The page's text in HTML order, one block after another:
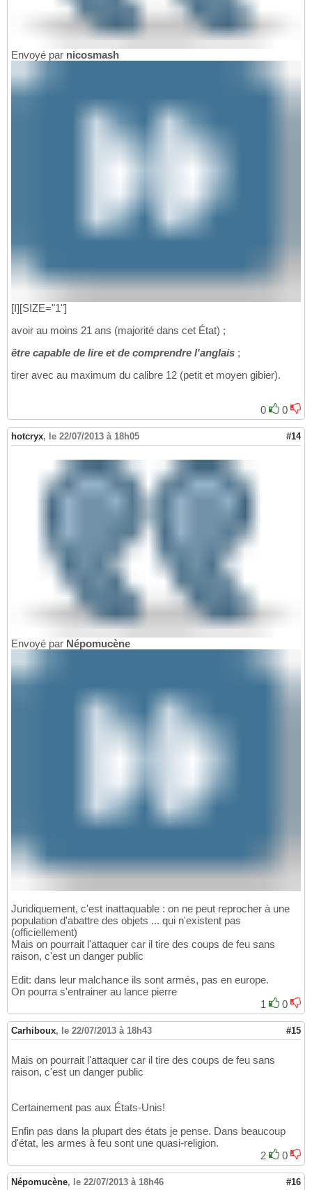
Envoyé par nicosmash
[I][SIZE="1"]
avoir au moins 21 ans (majorité dans cet État) ;
être capable de lire et de comprendre l'anglais ;
tirer avec au maximum du calibre 12 (petit et moyen gibier).
0 0
hotcryx, le 22/07/2013 à 18h05 #14
Envoyé par Népomucène
Juridiquement, c'est inattaquable : on ne peut reprocher à une
population d'abattre des objets ... qui n'existent pas
(officiellement)
Mais on pourrait l'attaquer car il tire des coups de feu sans
raison, c'est un danger public
Edit: dans leur malchance ils sont armés, pas en europe.
On pourra s'entrainer au lance pierre
1
0
Carhiboux, le 22/07/2013 à 18h43 #15
Mais on pourrait l'attaquer car il tire des coups de feu sans
raison, c'est un danger public
Certainement pas aux États-Unis!
Enfin pas dans la plupart des états je pense. Dans beaucoup
d'état, les armes à feu sont une quasi-religion.
2
0
Népomucène, le 22/07/2013 à 18h46 #16